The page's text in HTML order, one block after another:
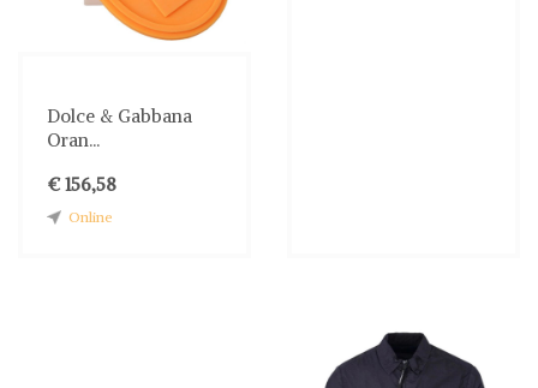
Dolce & Gabbana
Oran...
€ 156,58
Online